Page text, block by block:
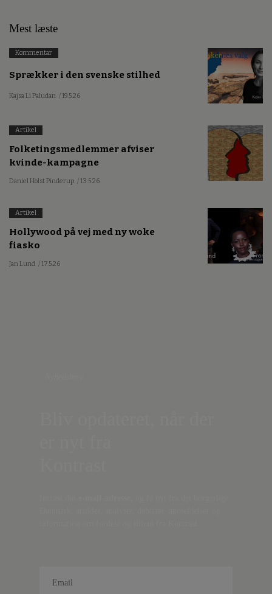
Mest læste
Kommentar
Sprækker i den svenske stilhed
Kajsa Li Paludan / 19.5.26
Artikel
Folketingsmedlemmer afviser
kvinde-kampagne
Daniel Holst Pinderup / 13.5.26
Artikel
Hollywood på vej med ny woke
fiasko
Jan Lund / 17.5.26